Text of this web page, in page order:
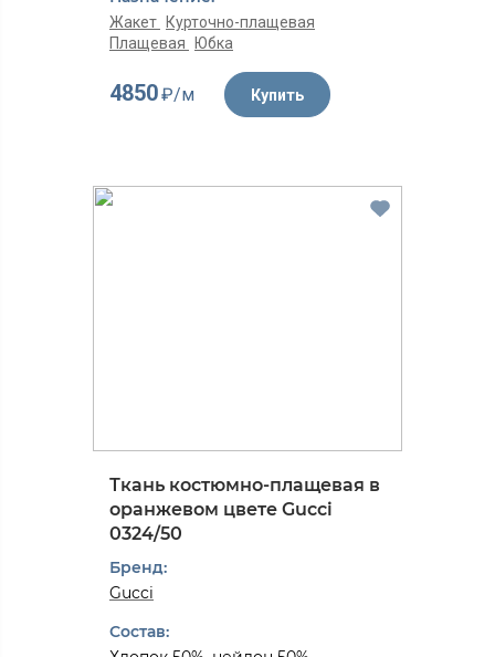
Жакет
Курточно-плащевая
Плащевая
Юбка
4850₽/м Купить
Ткань костюмно-плащевая в
оранжевом цвете Gucci
0324/50
Бренд:
Gucci
Состав: